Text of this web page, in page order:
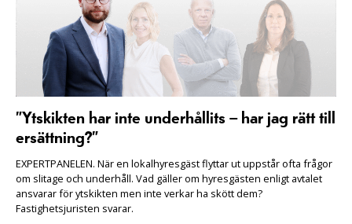
”Ytskikten har inte underhållits – har jag rätt till
ersättning?”
EXPERTPANELEN. När en lokalhyresgäst flyttar ut uppstår ofta frågor
om slitage och underhåll. Vad gäller om hyresgästen enligt avtalet
ansvarar för ytskikten men inte verkar ha skött dem?
Fastighetsjuristen svarar.